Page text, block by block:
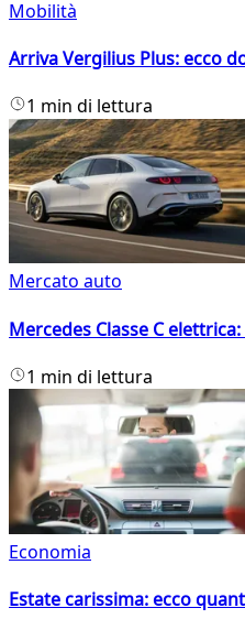
Mobilità
Arriva Vergilius Plus: ecco
1 min di lettura
Mercato auto
Mercedes Classe C
1 min di lettura
Economia
Estate carissima: ecco